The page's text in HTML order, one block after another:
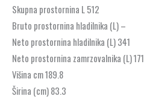
Skupna prostornina L 512
Bruto prostornina hladilnika (L) –
Neto prostornina hladilnika (L) 341
Neto prostornina zamrzovalnika (L) 171
Višina cm 189.8
Širina (cm) 83.3